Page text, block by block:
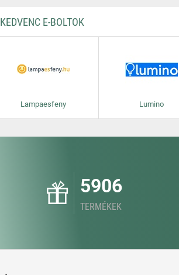
KEDVENC E-BOLTOK
Lampaesfeny Lumino
5906
TERMÉKEK